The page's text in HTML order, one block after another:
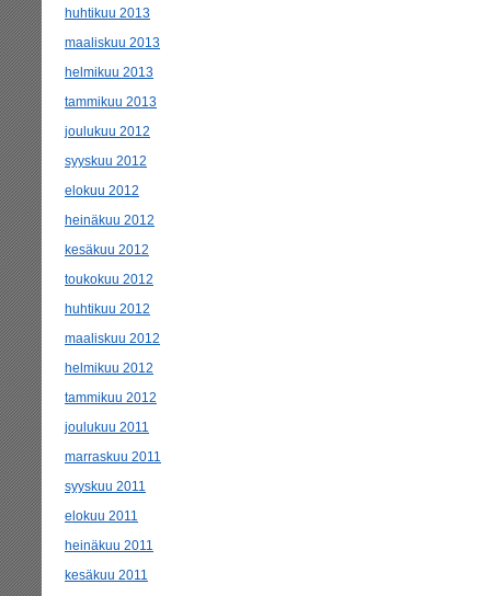
huhtikuu 2013
maaliskuu 2013
helmikuu 2013
tammikuu 2013
joulukuu 2012
syyskuu 2012
elokuu 2012
heinäkuu 2012
kesäkuu 2012
toukokuu 2012
huhtikuu 2012
maaliskuu 2012
helmikuu 2012
tammikuu 2012
joulukuu 2011
marraskuu 2011
syyskuu 2011
elokuu 2011
heinäkuu 2011
kesäkuu 2011